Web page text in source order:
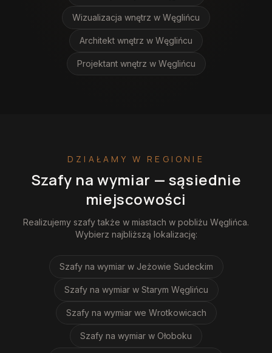
Wizualizacja wnętrz w Węglińcu
Architekt wnętrz w Węglińcu
Projektant wnętrz w Węglińcu
DZIAŁAMY W REGIONIE
Szafy na wymiar — sąsiednie
miejscowości
Realizujemy szafytakże w miastach w pobliżu Węglińca.
Wybierz najbliższą lokalizację:
Szafy na wymiar w Jeżowie Sudeckim
Szafy na wymiar w Starym Węglińcu
Szafy na wymiar we Wrotkowicach
Szafy na wymiar w Ołoboku